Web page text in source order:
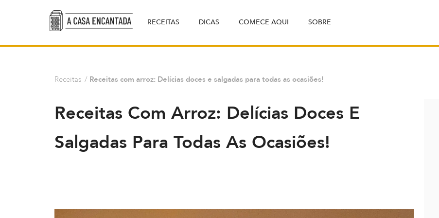
RECEITAS DICAS COMECE AQUI SOBRE
Receitas / Receitas com arroz: Delícias doces e salgadas para todas as ocasiões!
Receitas Com Arroz: Delícias Doces E
Salgadas Para Todas As Ocasiões!